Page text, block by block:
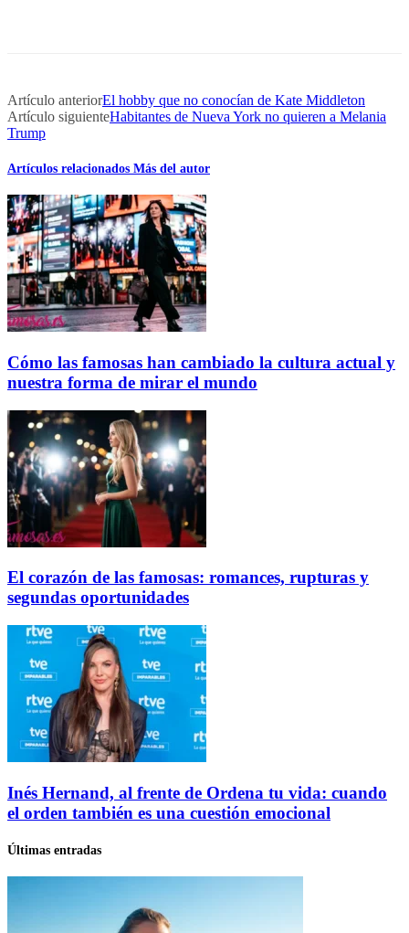
Artículo anteriorEl hobby que no conocían de Kate Middleton
Artículo siguienteHabitantes de Nueva York no quieren a Melania
Trump
Artículos relacionados Más del autor
Cómo las famosas han cambiado la cultura actual y
nuestra forma de mirar el mundo
El corazón de las famosas: romances, rupturas y
segundas oportunidades
Inés Hernand, al frente de Ordena tu vida: cuando
el orden también es una cuestión emocional
Últimas entradas